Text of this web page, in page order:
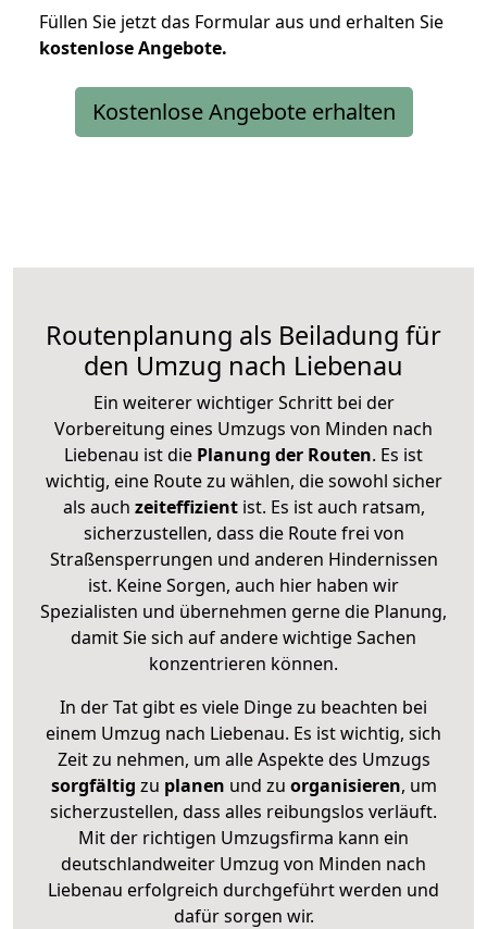
Füllen Sie jetzt das Formular aus und erhalten Sie
kostenloseAngebote.
Kostenlose Angebote erhalten
Routenplanung als Beiladung für
den Umzug nach Liebenau
Ein weiterer wichtiger Schritt bei der
Vorbereitung eines Umzugs von Minden nach
Liebenau ist die Planung der Routen. Es ist
wichtig, eine Route zu wählen, die sowohl sicher
als auch zeiteffizientist. Es ist auch ratsam,
sicherzustellen, dass die Route frei von
Straßensperrungen und anderen Hindernissen
ist. Keine Sorgen, auch hier haben wir
Spezialisten und übernehmen gerne die Planung,
damit Sie sich auf andere wichtige Sachen
konzentrieren können.
In der Tat gibt es viele Dinge zu beachten bei
einem Umzug nach Liebenau. Es ist wichtig, sich
Zeit zu nehmen, um alle Aspekte des Umzugs
sorgfältig zu planen und zu organisieren, um
sicherzustellen, dass alles reibungslos verläuft.
Mit der richtigen Umzugsfirma kann ein
deutschlandweiter Umzug von Minden nach
Liebenau erfolgreich durchgeführt werden und
dafür sorgen wir.